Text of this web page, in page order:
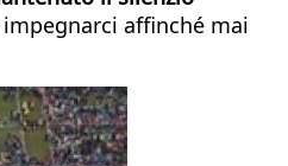
affinché mai